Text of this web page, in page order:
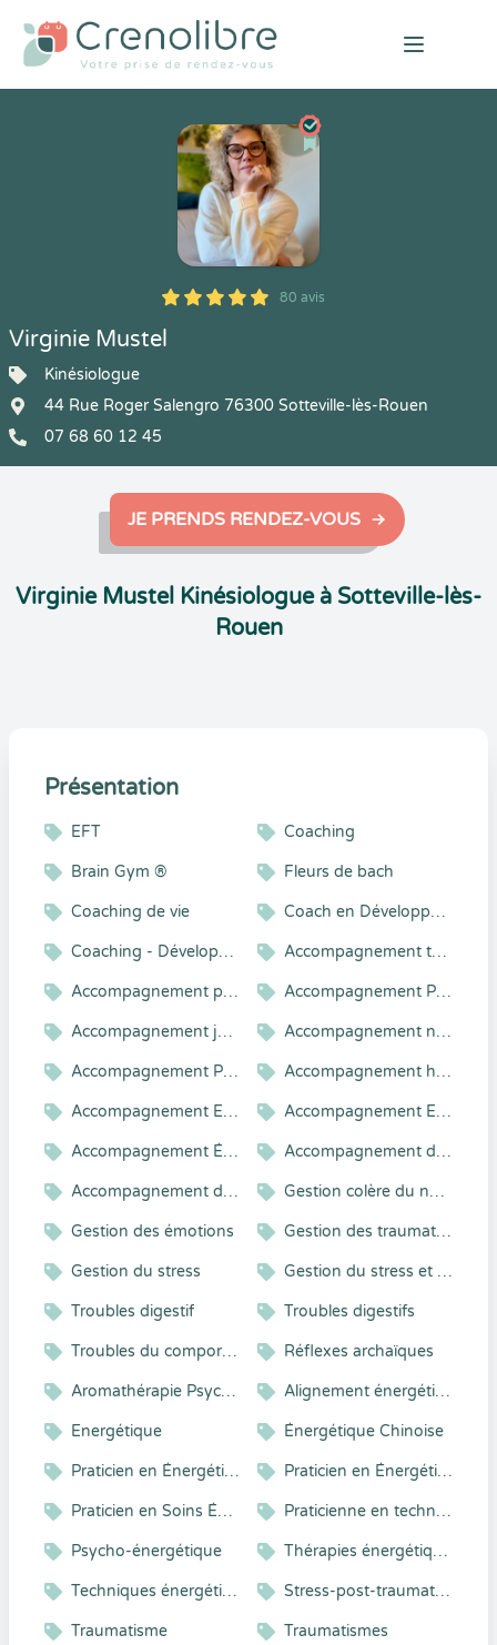
Open
5
1
5
80 80 avis
Virginie Mustel
Kinésiologue
44 Rue Roger Salengro 76300 Sotteville-lès-Rouen
07 68 60 12 45
JE PRENDS RENDEZ-VOUS
Virginie Mustel Kinésiologue à Sotteville-lès-
Rouen
Présentation
EFT Coaching
Brain Gym ® Fleurs de bach
Coaching de vie Coach en Développement Personnel
Coaching - Développement personnel - Accompagnement vers le mieux-être Accompagnement thérapeutique
Accompagnement psycho-émotionnel Accompagnement Personnalisé
Accompagnement jeune maman Accompagnement nourrisson
Accompagnement Parental Accompagnement holistique
Accompagnement Enfant et Adolescent Accompagnement Energétique et Vibratoire
Accompagnement Émotionnel Accompagnement dans la transition
Accompagnement d'enfants et adolescents en difficulté d'apprentissage Gestion colère du nourrisson
Gestion des émotions Gestion des traumatismes
Gestion du stress Gestion du stress et gestion émotionnelle
Troubles digestif Troubles digestifs
Troubles du comportement alimentaire Réflexes archaïques
Aromathérapie Psycho-Énergétique Alignement énergétique
Energétique Énergétique Chinoise
Praticien en Énergétique Praticien en Énergétique Chinoise
Praticien en Soins Énergétiques Praticienne en techniques énergétiques
Psycho-énergétique Thérapies énergétiques
Techniques énergétiques Stress-post-traumatiques
Traumatisme Traumatismes